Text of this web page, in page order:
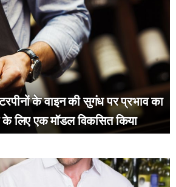
के वाइन की सुगंध पर प्रभाव का
लिए एक मॉडल विकसित किया